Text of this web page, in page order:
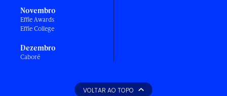
Novembro
Effie Awards
Effie College
Dezembro
Caboré
VOLTAR AO TOPO